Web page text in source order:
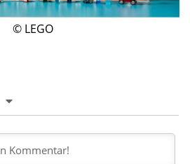
© LEGO